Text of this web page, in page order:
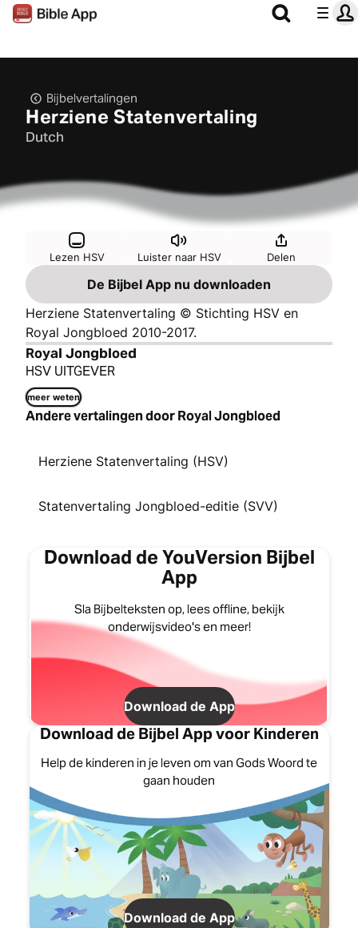
Bijbelvertalingen
Herziene Statenvertaling
Dutch
Lezen HSV Luister naar HSV Delen
De Bijbel App nu downloaden
Herziene Statenvertaling © Stichting HSV en
Royal Jongbloed 2010-2017.
Royal Jongbloed
HSV UITGEVER
meer weten
Andere vertalingen door Royal Jongbloed
Herziene Statenvertaling (HSV)
Statenvertaling Jongbloed-editie (SVV)
Download de YouVersion Bijbel
App
Sla Bijbelteksten op, lees offline, bekijk
onderwijsvideo's en meer!
Download de App
Download de Bijbel App voor Kinderen
Help de kinderen in je leven om van Gods Woord te
gaan houden
Download de App